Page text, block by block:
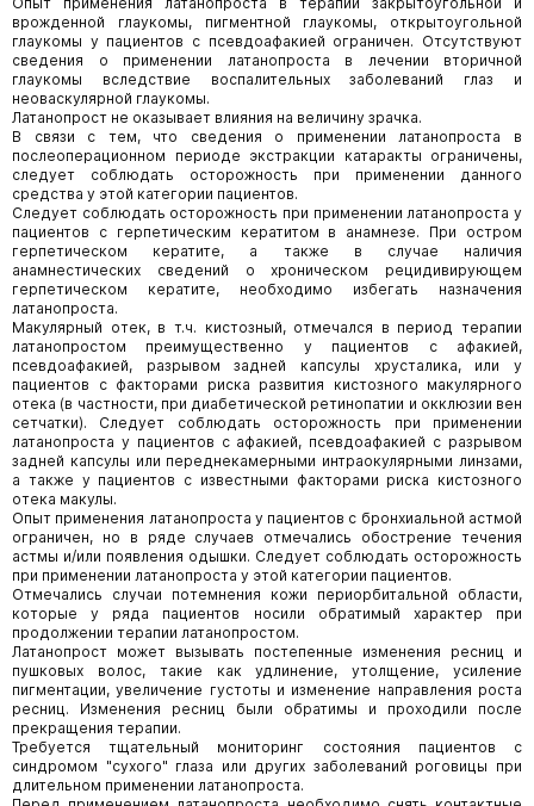
врожденной глаукомы, пигментной глаукомы, открытоугольной
глаукомы у пациентов с псевдоафакией ограничен. Отсутствуют
сведения о применении латанопроста в лечении вторичной
глаукомы вследствие воспалительных заболеваний глаз и
неоваскулярной глаукомы.
Латанопрост не оказывает влияния на величину зрачка.
В связи с тем, что сведения о применении латанопроста в
послеоперационном периоде экстракции катаракты ограничены,
следует соблюдать осторожность при применении данного
средства у этой категории пациентов.
Следует соблюдать осторожность при применении латанопроста у
пациентов с герпетическим кератитом в анамнезе. При остром
герпетическом кератите, а также в случае наличия
анамнестических сведений о хроническом рецидивирующем
герпетическом кератите, необходимо избегать назначения
латанопроста.
Макулярный отек, в т.ч. кистозный, отмечался в период терапии
латанопростом преимущественно у пациентов с афакией,
псевдоафакией, разрывом задней капсулы хрусталика, или у
пациентов с факторами риска развития кистозного макулярного
отека (в частности, при диабетической ретинопатии и окклюзии вен
сетчатки). Следует соблюдать осторожность при применении
латанопроста у пациентов с афакией, псевдоафакией с разрывом
задней капсулы или переднекамерными интраокулярными линзами,
а также у пациентов с известными факторами риска кистозного
отека макулы.
Опыт применения латанопроста у пациентов с бронхиальной астмой
ограничен, но в ряде случаев отмечались обострение течения
астмы и/или появления одышки. Следует соблюдать осторожность
при применении латанопроста у этой категории пациентов.
Отмечались случаи потемнения кожи периорбитальной области,
которые у ряда пациентов носили обратимый характер при
продолжении терапии латанопростом.
Латанопрост может вызывать постепенные изменения ресниц и
пушковых волос, такие как удлинение, утолщение, усиление
пигментации, увеличение густоты и изменение направления роста
ресниц. Изменения ресниц были обратимы и проходили после
прекращения терапии.
Требуется тщательный мониторинг состояния пациентов с
синдромом "сухого" глаза или других заболеваний роговицы при
длительном применении латанопроста.